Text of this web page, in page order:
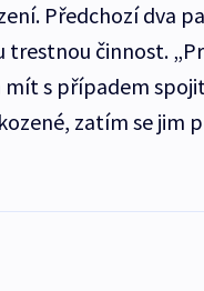
Předchozí dva
činnost.
s případem
zatím se jim